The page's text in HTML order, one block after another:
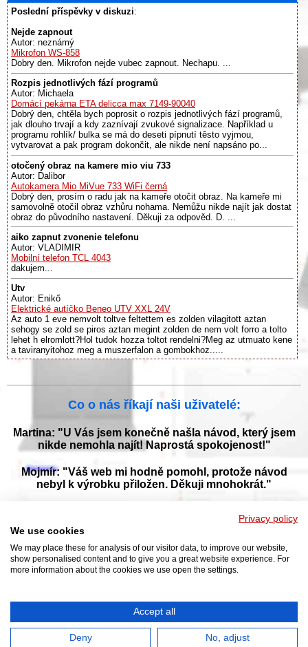
Poslední příspěvky v diskuzi:
Nejde zapnout
Autor: neznámý
Mikrofon WS-858
Dobry den. Mikrofon nejde vubec zapnout. Nechapu. ...
Rozpis jednotlivých fází programů
Autor: Michaela
Domácí pekárna ETA delicca max 7149-90040
Dobrý den, chtěla bych poprosit o rozpis jednotlivých fází programů,
jak dlouho trvají a kdy zaznívají zvukové signalizace. Například u
programu rohlík/ bulka se má do deseti pípnutí těsto vyjmou,
vytvarovat a pak program dokončit, ale nikde není napsáno po...
otočený obraz na kamere mio viu 733
Autor: Dalibor
Autokamera Mio MiVue 733 WiFi černá
Dobrý den, prosím o radu jak na kameře otočit obraz. Na kameře mi
samovolně otočil obraz vzhůru nohama. Nemůžu nikde najít jak dostat
obraz do původního nastavení. Děkuji za odpověd. D. ...
aiko zapnut zvonenie telefonu
Autor: VLADIMIR
Mobilní telefon TCL 4043
dakujem...
Utv
Autor: Enikő
Elektrické autíčko Beneo UTV XXL 24V
Az auto 1 eve nemvolt toltve feltettem es zolden vilagitott aztan
sehogy se zold se piros aztan megint zolden de nem volt forro a tolto
lehet h elromlott?Hol tudok hozza toltot rendelni?Meg az utmuato kene
a taviranyitohoz meg a muszerfalon a gombokhoz.....
Co o nás říkají naši uživatelé:
Martina: "U Vás jsem konečně našla návod, který jsem
nikde nemohla najít! Naprostá spokojenost!"
Mojmír: "Váš web mi hodně pomohl, protože návod
nebyl k výrobku přiložen. Děkuji mnohokrát."
Prohlížejte návody k obsluze v češtine v naší online knihovně, manuály a
Požádejte nás!
Jak přeložit PDF do češtiny
DMCA © 2026
Privacy policy
We use cookies
We may place these for analysis of our visitor data, to improve our website,
show personalised content and to give you a great website experience. For
more information about the cookies we use open the settings.
Accept all
Deny No, adjust